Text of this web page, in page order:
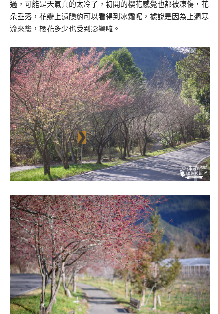
過，可能是天氣真的太冷了，初開的櫻花感覺也都被凍傷，花
朵垂落，花瓣上還隱約可以看得到冰霜呢，據說是因為上週寒
流來襲，櫻花多少也受到影響啦。